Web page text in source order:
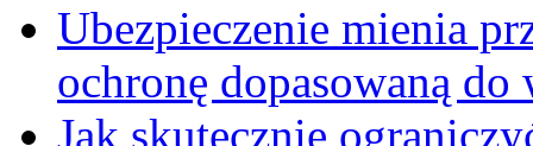
Ubezpieczenie mienia
ochronę dopasowaną
Jak skutecznie